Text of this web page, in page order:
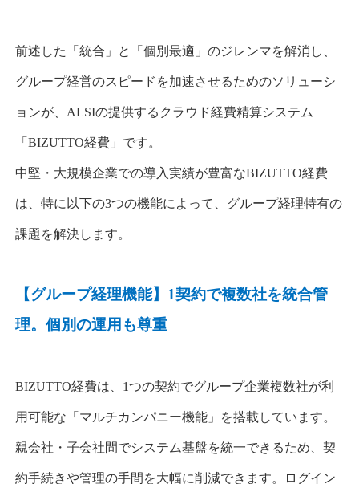
前述した「統合」と「個別最適」のジレンマを解消し、
グループ経営のスピードを加速させるためのソリューシ
ョンが、ALSIの提供するクラウド経費精算システム
「BIZUTTO経費」です。
中堅・大規模企業での導入実績が豊富なBIZUTTO経費
は、特に以下の3つの機能によって、グループ経理特有の
課題を解決します。
【グループ経理機能】 1契約で複数社を統合管
理。個別の運用も尊重
BIZUTTO経費は、 1つの契約でグループ企業複数社が利
用可能な「マルチカンパニー機能」を搭載しています。
親会社・子会社間でシステム基盤を統一できるため、契
約手続きや管理の手間を大幅に削減できます。ログイン